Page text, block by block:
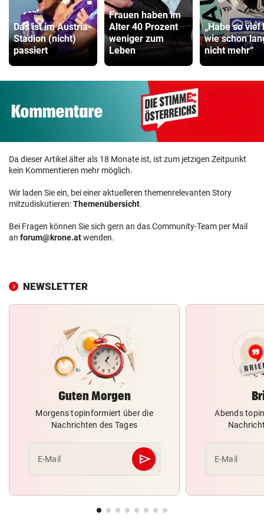
Das ist im Austria-
Stadion (nicht)
passiert
Frauen haben im
Alter 40 Prozent
weniger zum
Leben
„Habe so viel
wie schon
nicht mehr“
Da dieser Artikel älter als 18 Monate ist, ist zum jetzigen Zeitpunkt
kein Kommentieren mehr möglich.
Wir laden Sie ein, bei einer aktuelleren themenrelevanten Story
mitzudiskutieren:Themenübersicht.
Bei Fragen können Sie sich gern an das Community-Team per Mail
an forum@krone.atwenden.
NEWSLETTER
Guten Morgen
Morgens topinformiert über die
Nachrichten des Tages
E-Mail send
Abschicken
Abends
E-Mail